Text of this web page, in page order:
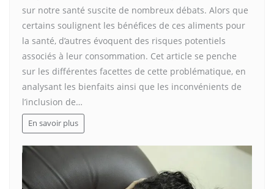
sur notre santé suscite de nombreux débats. Alors que
certains soulignent les bénéfices de ces aliments pour
la santé, d’autres évoquent des risques potentiels
associés à leur consommation. Cet article se penche
sur les différentes facettes de cette problématique, en
analysant les bienfaits ainsi que les inconvénients de
l’inclusion de…
En savoir plus